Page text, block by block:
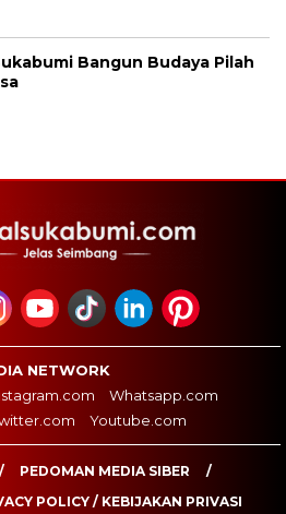
Bangun Budaya Pilah
NETWORK
Whatsapp.com
Youtube.com
PEDOMAN MEDIA SIBER
POLICY / KEBIJAKAN PRIVASI